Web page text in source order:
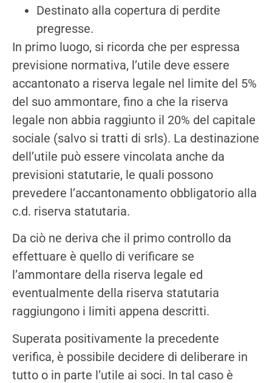
Destinato alla copertura di perdite
pregresse.
In primo luogo, si ricorda che per espressa
previsione normativa, l’utile deve essere
accantonato a riserva legale nel limite del 5%
del suo ammontare, fino a che la riserva
legale non abbia raggiunto il 20% del capitale
sociale (salvo si tratti di srls). La destinazione
dell’utile può essere vincolata anche da
previsioni statutarie, le quali possono
prevedere l’accantonamento obbligatorio alla
c.d. riserva statutaria.
Da ciò ne deriva che il primo controllo da
effettuare è quello di verificare se
l’ammontare della riserva legale ed
eventualmente della riserva statutaria
raggiungono i limiti appena descritti.
Superata positivamente la precedente
verifica, è possibile decidere di deliberare in
tutto o in parte l’utile ai soci. In tal caso è